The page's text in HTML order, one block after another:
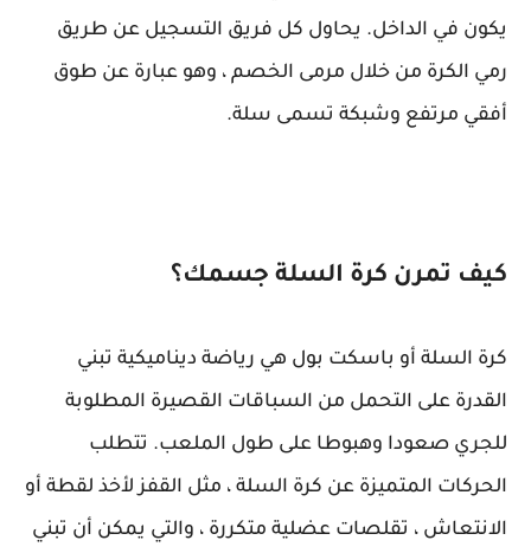
يكون في الداخل. يحاول كل فريق التسجيل عن طريق
رمي الكرة من خلال مرمى الخصم ، وهو عبارة عن طوق
أفقي مرتفع وشبكة تسمى سلة.
كيف تمرن كرة السلة جسمك؟
كرة السلة أو باسكت بول هي رياضة ديناميكية تبني
القدرة على التحمل من السباقات القصيرة المطلوبة
للجري صعودا وهبوطا على طول الملعب. تتطلب
الحركات المتميزة عن كرة السلة ، مثل القفز لأخذ لقطة أو
الانتعاش ، تقلصات عضلية متكررة ، والتي يمكن أن تبني